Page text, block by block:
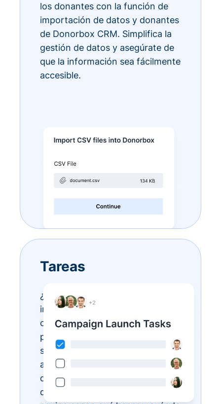
los donantes con la función de
importación de datos y donantes
de Donorbox CRM. Simplifica la
gestión de datos y asegúrate de
que la información sea fácilmente
accesible.
Tareas
¿Tienes listas de tareas
interminables? Hazlas realidad
con Donorbox Tasks. Ahora
puedes organizar, priorizar y
simplificar todas tus tareas
administrativas diarias, todo
dentro del ecosistema CRM, para
que todos los miembros de tu